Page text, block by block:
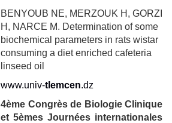
BENYOUB NE, MERZOUK H, GORZI
H, NARCE M. Determination of some
biochemical parameters in rats wistar
consuming a diet enriched cafeteria
linseed oil
www.univ-tlemcen.dz
4ème Congrès de Biologie Clinique
et 5èmes Journées internationales